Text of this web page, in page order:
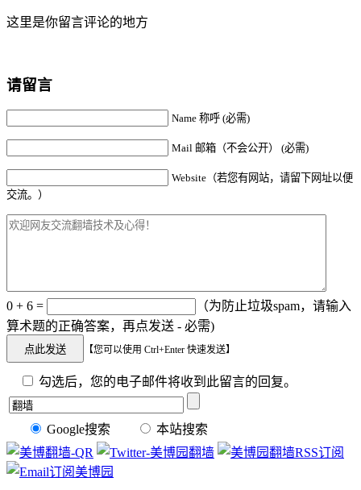
这里是你留言评论的地方
请留言
Name 称呼 (必需)
Mail 邮箱（不会公开） (必需)
Website（若您有网站，请留下网址以便
交流。）
0 + 6 =
（为防止垃圾spam，请输入
算术题的正确答案，再点发送 - 必需)
【您可以使用 Ctrl+Enter 快速发送】
勾选后，您的电子邮件将收到此留言的回复。
Google搜索 本站搜索